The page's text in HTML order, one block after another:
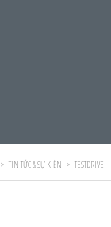
> TIN TỨC & SỰ KIỆN > TESTDRIVE